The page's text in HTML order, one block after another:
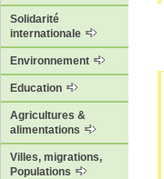
Solidarité
internationale
Environnement
Education
Agricultures &
alimentations
Villes, migrations,
Populations